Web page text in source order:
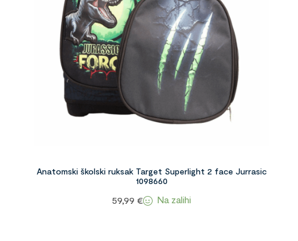
Anatomski školski ruksak Target Superlight 2 face Jurrasic
1098660
59,99 € Na zalihi